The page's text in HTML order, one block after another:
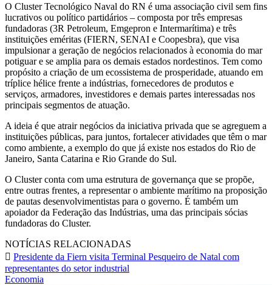
O Cluster Tecnológico Naval do RN é uma associação civil sem fins
lucrativos ou político partidários – composta por três empresas
fundadoras (3R Petroleum, Emgepron e Intermarítima) e três
instituições eméritas (FIERN, SENAI e Coopesbra), que visa
impulsionar a geração de negócios relacionados à economia do mar
potiguar e se amplia para os demais estados nordestinos. Tem como
propósito a criação de um ecossistema de prosperidade, atuando em
tríplice hélice frente a indústrias, fornecedores de produtos e
serviços, armadores, investidores e demais partes interessadas nos
principais segmentos de atuação.
A ideia é que atrair negócios da iniciativa privada que se agreguem a
instituições públicas, para juntos, fortalecer atividades que têm o mar
como ambiente, a exemplo do que já existe nos estados do Rio de
Janeiro, Santa Catarina e Rio Grande do Sul.
O Cluster conta com uma estrutura de governança que se propõe,
entre outras frentes, a representar o ambiente marítimo na proposição
de pautas desenvolvimentistas para o governo. É também um
apoiador da Federação das Indústrias, uma das principais sócias
fundadoras do Cluster.
NOTÍCIAS RELACIONADAS
Presidente da Fiern visita Terminal Pesqueiro de Natal com
representantes do setor industrial
Economia